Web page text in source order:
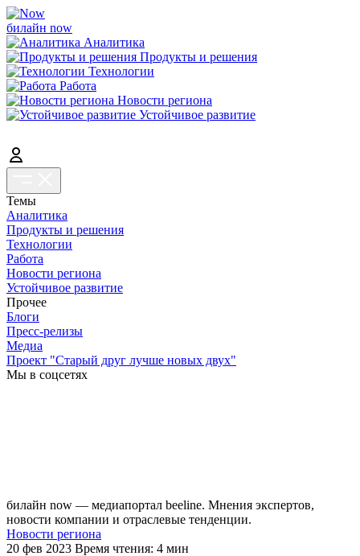
билайн now
Аналитика
Продукты и решения
Технологии
Работа
Новости региона
Устойчивое развитие
Темы
Аналитика
Продукты и решения
Технологии
Работа
Новости региона
Устойчивое развитие
Прочее
Блоги
Пресс-релизы
Медиа
Проект "Старый друг лучше новых двух"
Мы в соцсетях
билайн now — медиапортал beeline. Мнения экспертов,
новости компании и отраслевые тенденции.
Новости региона
20 фев 2023 Время чтения: 4 мин